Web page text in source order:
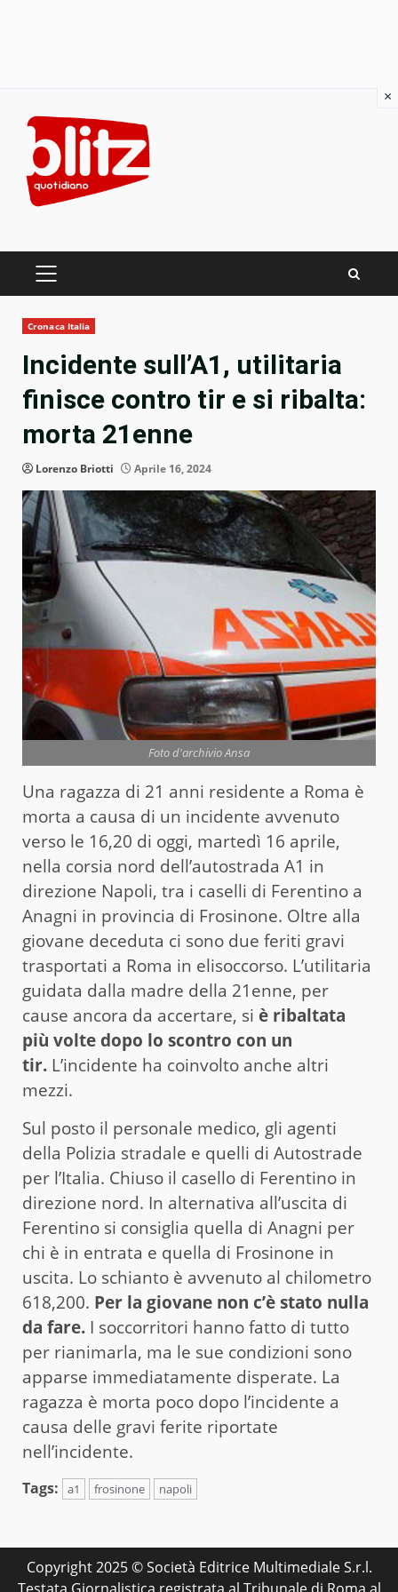
content
PRIMARY
Cronaca Italia
Incidente sull’A1, utilitaria
finisce contro tir e si ribalta:
morta 21enne
Lorenzo Briotti Aprile 16, 2024
Foto d'archivio Ansa
Una ragazza di 21 anni residente a Roma è
morta a causa di un incidente avvenuto
verso le 16,20 di oggi, martedì 16 aprile,
nella corsia nord dell’autostrada A1 in
direzione Napoli, tra i caselli di Ferentino a
Anagni in provincia di Frosinone. Oltre alla
giovane deceduta ci sono due feriti gravi
trasportati a Roma in elisoccorso. L’utilitaria
guidata dalla madre della 21enne, per
cause ancora da accertare, si è ribaltata
più volte dopo lo scontro con un
tir. L’incidente ha coinvolto anche altri
mezzi.
Sul posto il personale medico, gli agenti
della Polizia stradale e quelli di Autostrade
per l’Italia. Chiuso il casello di Ferentino in
direzione nord. In alternativa all’uscita di
Ferentino si consiglia quella di Anagni per
chi è in entrata e quella di Frosinone in
uscita. Lo schianto è avvenuto al chilometro
618,200. Per la giovane non c’è stato nulla
da fare. I soccorritori hanno fatto di tutto
per rianimarla, ma le sue condizioni sono
apparse immediatamente disperate. La
ragazza è morta poco dopo l’incidente a
causa delle gravi ferite riportate
nell’incidente.
Tags: a1 frosinone napoli
Copyright 2025 © Società Editrice Multimediale S.r.l.
×